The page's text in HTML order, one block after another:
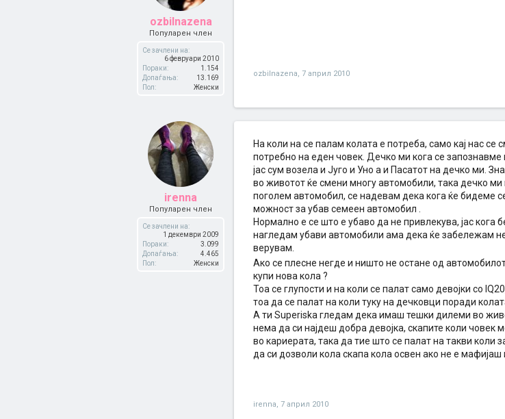
ozbilnazena
Популарен член
Се зачлени на:
6 февруари 2010
Пораки:
1.154
Допаѓања:
13.169
Пол:
Женски
ozbilnazena, 7 април 2010
irenna
Популарен член
Се зачлени на:
1 декември 2009
Пораки:
3.099
Допаѓања:
4.465
Пол:
Женски
На коли на се палам колата е потреба, само кај нас се
потребно на еден човек. Дечко ми кога се
јас сум возела и Југо и Уно а и Пасатот на дечко ми.
во животот ќе смени многу автомобили, така дечко
поголем автомобил, се надевам дека кога ќе бидеме
можност за убав семеен автомобил .
Нормално е се што е убаво да не привлекува, јас
нагледам убави автомобили ама дека ќе забележам
верувам.
Ако се плесне негде и ништо не остане од
купи нова кола ?
Тоа се глупости и на коли се палат само девојки со
тоа да се палат на коли туку на дечковци поради
А ти Superiska гледам дека имаш тешки дилеми во
нема да си најдеш добра девојка, скапите коли човек
во кариерата, така да тие што се палат на такви
да си дозволи кола скапа кола освен ако не е мафијаш
irenna, 7 април 2010